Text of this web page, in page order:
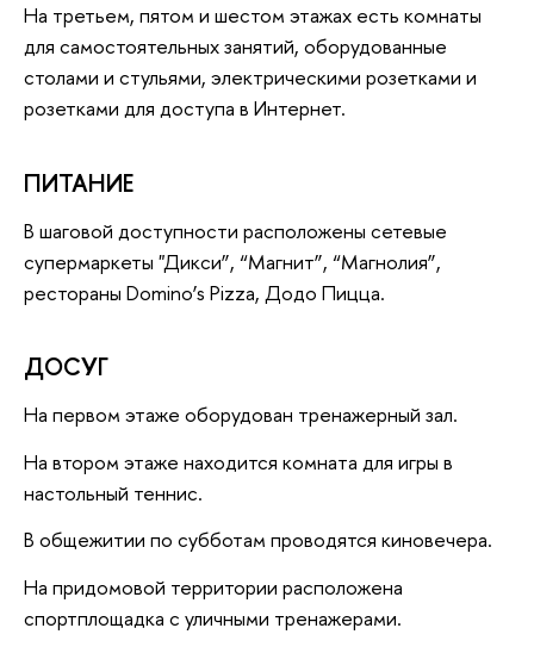
На третьем, пятом и шестом этажах есть комнаты
для самостоятельных занятий, оборудованные
столами и стульями, электрическими розетками и
розетками для доступа в Интернет.
ПИТАНИЕ
В шаговой доступности расположены сетевые
супермаркеты "Дикси”, “Магнит”, “Магнолия”,
рестораны Domino’s Pizza, Додо Пицца.
ДОСУГ
На первом этаже оборудован тренажерный зал.
На втором этаже находится комната для игры в
настольный теннис.
В общежитии по субботам проводятся киновечера.
На придомовой территории расположена
спортплощадка с уличными тренажерами.